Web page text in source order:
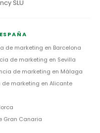
SLU
de marketing en Barcelona
de marketing en Sevilla
de marketing en Málaga
de marketing en Alicante
Gran Canaria